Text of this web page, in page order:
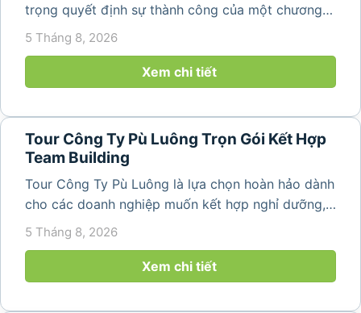
trọng quyết định sự thành công của một chương
trình du lịch doanh nghiệp. Một kịch bản được xây
dựng bài bản không chỉ mang đến những phút
giây vui vẻ, sôi động mà còn...
5 Tháng 8, 2026
Xem chi tiết
Tour Công Ty Pù Luông Trọn Gói Kết Hợp
Team Building
Tour Công Ty Pù Luông là lựa chọn hoàn hảo dành
cho các doanh nghiệp muốn kết hợp nghỉ dưỡng,
team building và gắn kết tập thể trong không gian
Hóa vài giờ di chuyển,...
5 Tháng 8, 2026
Xem chi tiết